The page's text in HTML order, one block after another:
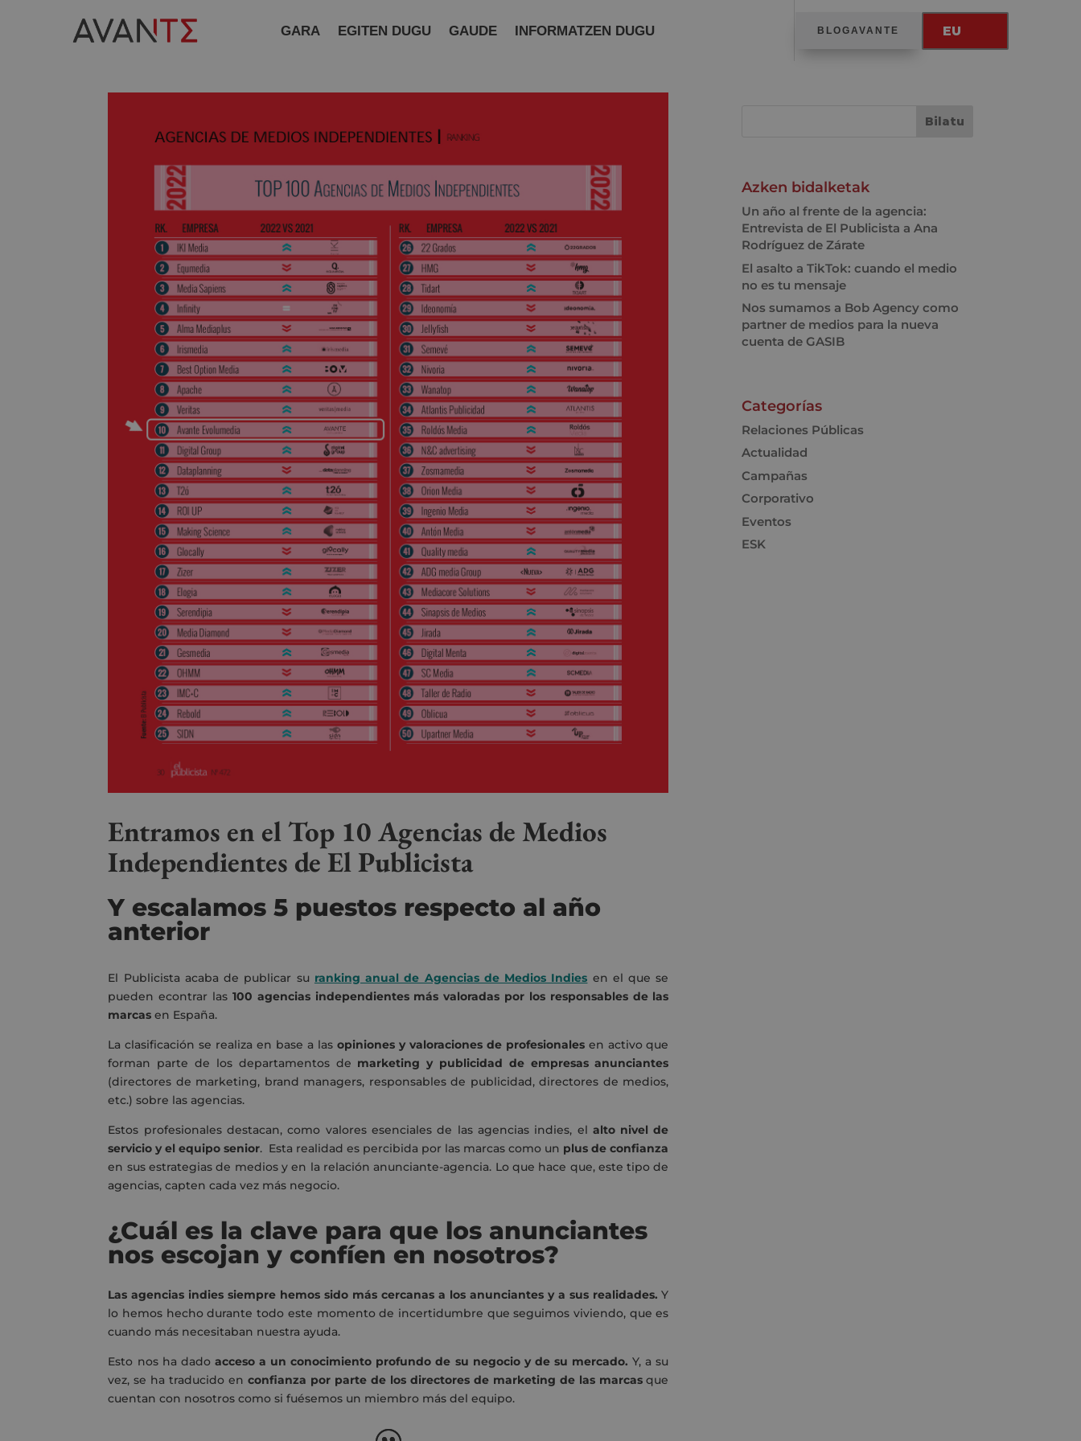
GARA EGITEN DUGU GAUDE INFORMATZEN DUGU BLOGAVANTE EU
Entramos en el Top 10 Agencias de Medios
Independientes de El Publicista
Y escalamos 5 puestos respecto al año
anterior
El Publicista acaba de publicar su ranking anual de Agencias de Medios Indies en el que se
pueden econtrar las 100 agencias independientes más valoradas por los responsables de las
marcasen España.
La clasificación se realiza en base a las opiniones y valoraciones de profesionalesen activo que
forman parte de los departamentos de marketing y publicidad de empresas anunciantes
(directores de marketing, brand managers, responsables de publicidad, directores de medios,
etc.) sobre las agencias.
Estos profesionales destacan, como valores esenciales de las agencias indies, el alto nivel de
servicio y el equipo senior. Esta realidad es percibida por las marcas como un plus de confianza
en sus estrategias de medios y en la relación anunciante-agencia. Lo que hace que, este tipo de
agencias, capten cada vez más negocio.
¿Cuál es la clave para que los anunciantes
nos escojan y confíen en nosotros?
Las agencias indies siempre hemos sido más cercanas a los anunciantes y a sus realidades. Y
lo hemos hecho durante todo este momento de incertidumbre que seguimos viviendo, que es
cuando más necesitaban nuestra ayuda.
Esto nos ha dado acceso a un conocimiento profundo de su negocio y de su mercado. Y, a su
vez, se ha traducido enconfianza por parte de los directores de marketing de las marcasque
cuentan con nosotros como si fuésemos un miembro más del equipo.
Azken bidalketak
Un año al frente de la agencia:
Entrevista de El Publicista a Ana
Rodríguez de Zárate
El asalto a TikTok: cuando el medio
no es tu mensaje
Nos sumamos a Bob Agency como
partner de medios para la nueva
cuenta de GASIB
Categorías
Relaciones Públicas
Actualidad
Campañas
Corporativo
Eventos
ESK